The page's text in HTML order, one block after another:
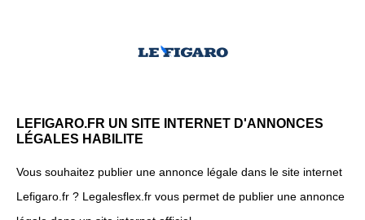
LEFIGARO.FR UN SITE INTERNET D'ANNONCES
LÉGALES HABILITE
Vous souhaitez publier une annonce légale dans le site internet
Lefigaro.fr ? Legalesflex.fr vous permet de publier une annonce